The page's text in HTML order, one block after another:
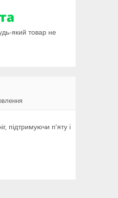
який товар не
підтримуючи п'яту і